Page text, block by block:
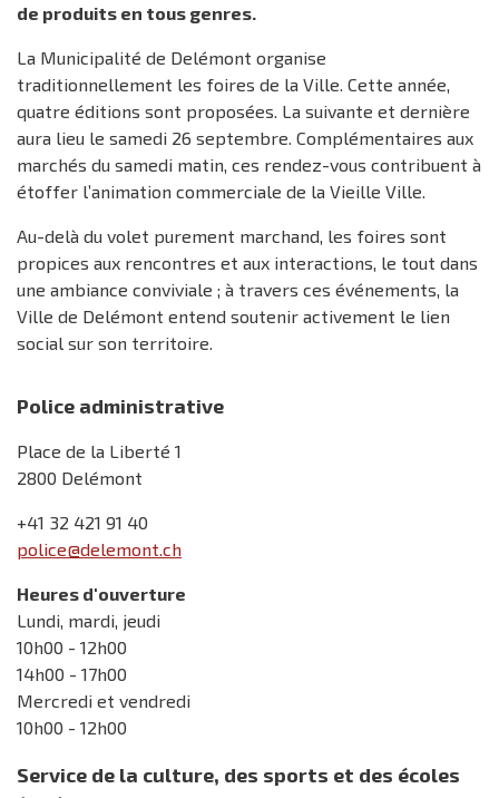
de produits en tous genres.
La Municipalité de Delémont organise
traditionnellement les foires de la Ville. Cette année,
quatre éditions sont proposées. La suivante et dernière
aura lieu le samedi 26 septembre. Complémentaires aux
marchés du samedi matin, ces rendez-vous contribuent à
étoffer l’animation commerciale de la Vieille Ville.
Au-delà du volet purement marchand, les foires sont
propices aux rencontres et aux interactions, le tout dans
une ambiance conviviale ; à travers ces événements, la
Ville de Delémont entend soutenir activement le lien
social sur son territoire.
Police administrative
Place de la Liberté 1
2800 Delémont
+41 32 421 91 40
police@delemont.ch
Heures d'ouverture
Lundi, mardi, jeudi
10h00 - 12h00
14h00 - 17h00
Mercredi et vendredi
10h00 - 12h00
Service de la culture, des sports et des écoles